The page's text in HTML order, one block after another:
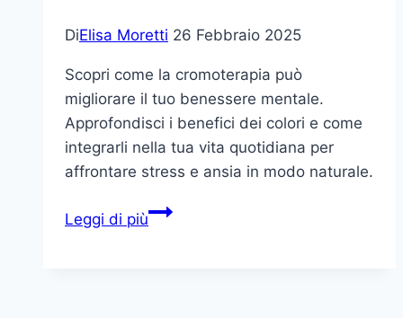
DiElisa Moretti 26 Febbraio 2025
Scopri come la cromoterapia può
migliorare il tuo benessere mentale.
Approfondisci i benefici dei colori e come
integrarli nella tua vita quotidiana per
affrontare stress e ansia in modo naturale.
Leggi di piùScopri